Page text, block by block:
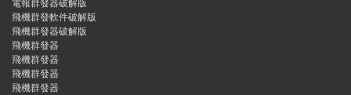
電報群發器破解版
飛機群發軟件破解版
飛機群發器破解版
飛機群發器
飛機群發器
飛機群發器
飛機群發器